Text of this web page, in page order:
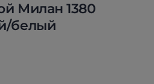
Милан 1380
белый